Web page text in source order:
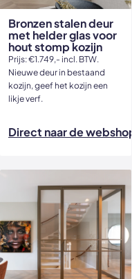
Bronzen stalen deur
met helder glas voor
hout stomp kozijn
Prijs: €1.749,- incl. BTW.
Nieuwe deur in bestaand
kozijn, geef het kozijn een
likje verf.
Direct naar de webshop